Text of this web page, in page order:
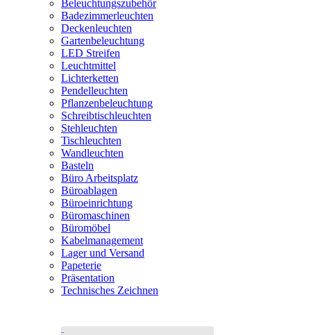
Beleuchtungszubehör
Badezimmerleuchten
Deckenleuchten
Gartenbeleuchtung
LED Streifen
Leuchtmittel
Lichterketten
Pendelleuchten
Pflanzenbeleuchtung
Schreibtischleuchten
Stehleuchten
Tischleuchten
Wandleuchten
Basteln
Büro Arbeitsplatz
Büroablagen
Büroeinrichtung
Büromaschinen
Büromöbel
Kabelmanagement
Lager und Versand
Papeterie
Präsentation
Technisches Zeichnen